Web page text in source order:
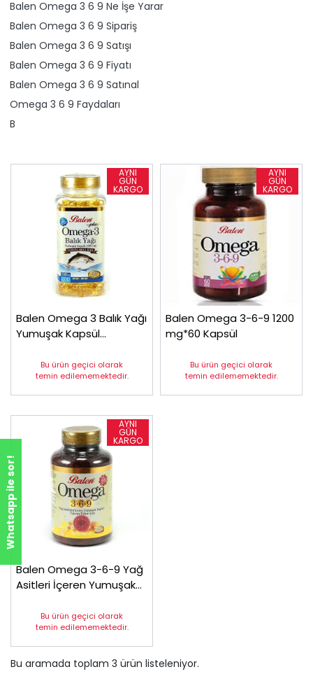
Balen Omega 3 6 9 Ne İşe Yarar
Balen Omega 3 6 9 Sipariş
Balen Omega 3 6 9 Satışı
Balen Omega 3 6 9 Fiyatı
Balen Omega 3 6 9 Satınal
Omega 3 6 9 Faydaları
B
Balen Omega 3 Balık Yağı
Yumuşak Kapsül
Bu ürün geçici olarak
temin edilememektedir.
Balen Omega 3-6-9 1200
mg*60 Kapsül
Bu ürün geçici olarak
temin edilememektedir.
Balen Omega 3-6-9 Yağ
Asitleri İçeren Yumuşak
Bu ürün geçici olarak
temin edilememektedir.
Bu aramada toplam 3 ürün listeleniyor.
Whatsapp ile sor!